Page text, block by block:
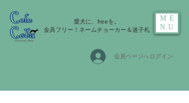
愛犬に、freeを。
金具フリー！ネームチョーカー＆迷子札
会員ページへログイン
ME
NU